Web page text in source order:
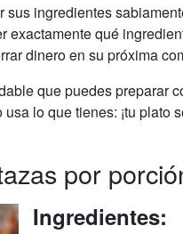
sus ingredientes
exactamente qué
dinero en su próxima
que puedes preparar
lo que tienes: ¡tu plato
por
Ingredientes: